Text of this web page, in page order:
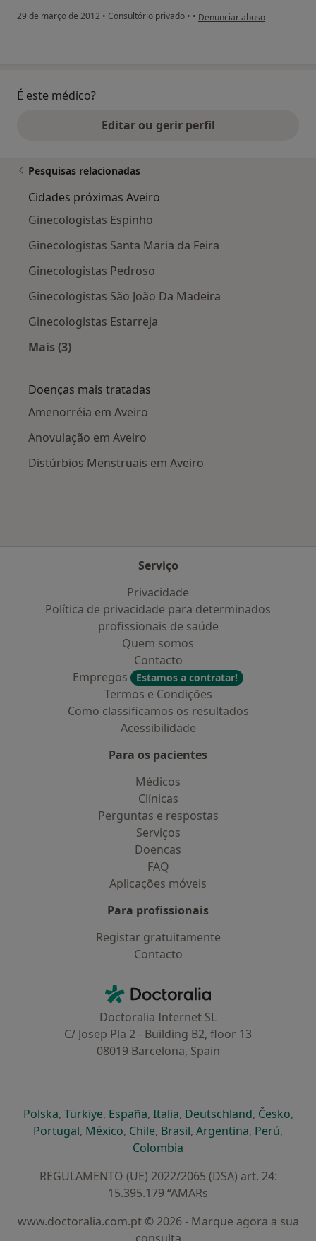
29 de março de 2012 • Consultório privado • • na opinião do utilizador
Denunciar abuso
É este médico?
Editar ou gerir perfil
Pesquisas relacionadas
Cidades próximas Aveiro
Ginecologistas Espinho
Ginecologistas Santa Maria da Feira
Ginecologistas Pedroso
Ginecologistas São João Da Madeira
Ginecologistas Estarreja
Mais (3)
Doenças mais tratadas
Amenorréia em Aveiro
Anovulação em Aveiro
Distúrbios Menstruais em Aveiro
Serviço
Privacidade
Política de privacidade para determinados
profissionais de saúde
Quem somos
Contacto
Empregos
Estamos a contratar!
Termos e Condições
Como classificamos os resultados
Acessibilidade
Para os pacientes
Médicos
Clínicas
Perguntas e respostas
Serviços
Doencas
FAQ
Aplicações móveis
Para profissionais
Registar gratuitamente
Contacto
Doctoralia - Homepage
Doctoralia Internet SL
C/ Josep Pla 2 - Building B2, floor 13
08019 Barcelona, Spain
Polskaabre num novo separador
, Türkiyeabre num novo separador
, Españaabre num novo separador
, Italiaabre num novo
, Deutschlandabre num
, Česko,
Portugalabre num novo separador
, Méxicoabre num novo separador
, Chileabre num novo separador
, Brasilabre num novo
, Argentinaabre num
, Perúabre
,
Colombia
REGULAMENTO (UE) 2022/2065 (DSA) art. 24:
15.395.179 “AMARs
www.doctoralia.com.pt © 2026 - Marque agora a sua